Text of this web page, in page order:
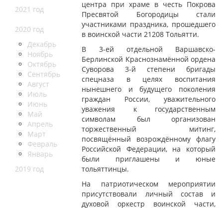
2021 год
2020 год
Декабрь
Ноябрь
Октябрь
Сентябрь
Август
Июль
Июнь
Май
Апрель
Март
Февраль
Январь
2019 год
центра при храме в честь Покрова
Пресвятой Богородицы стали
участниками праздника, прошедшего
в воинской части 21208 Тольятти.
В 3-ей отдельной Варшавско-
Берлинской Краснознамённой ордена
Суворова 3-й степени бригады
спецназа в целях воспитания
нынешнего и будущего поколения
граждан России, уважительного
уважения к государственным
символам был организован
торжественный митинг,
посвящённый возрождённому флагу
Российской Федерации, на который
были приглашены и юные
тольяттинцы.
На патриотическом мероприятии
присутствовали личный состав и
духовой оркестр воинской части,